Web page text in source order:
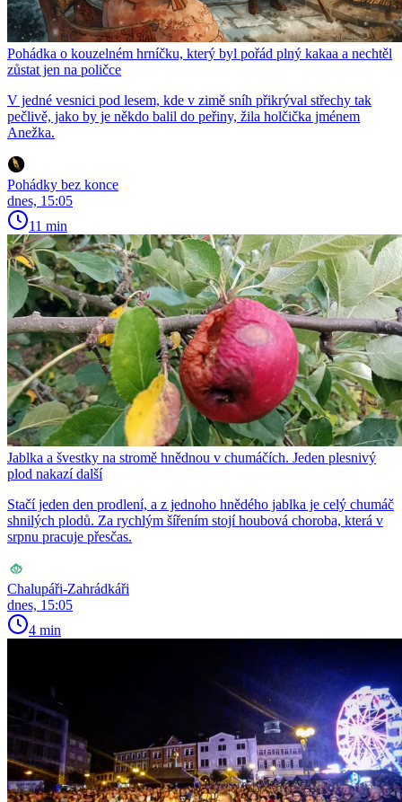
Pohádka o kouzelném hrníčku, který byl pořád plný kakaa a nechtěl
zůstat jen na poličce
V jedné vesnici pod lesem, kde v zimě sníh přikrýval střechy tak
pečlivě, jako by je někdo balil do peřiny, žila holčička jménem
Anežka.
Pohádky bez konce
dnes, 15:05
11 min
Jablka a švestky na stromě hnědnou v chumáčích. Jeden plesnivý
plod nakazí další
Stačí jeden den prodlení, a z jednoho hnědého jablka je celý chumáč
shnilých plodů. Za rychlým šířením stojí houbová choroba, která v
srpnu pracuje přesčas.
Chalupáři-Zahrádkáři
dnes, 15:05
4 min